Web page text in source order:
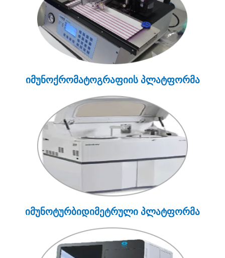
იმუნოქრომატოგრაფიის პლატფორმა
იმუნოტურბიდიმეტრული პლატფორმა